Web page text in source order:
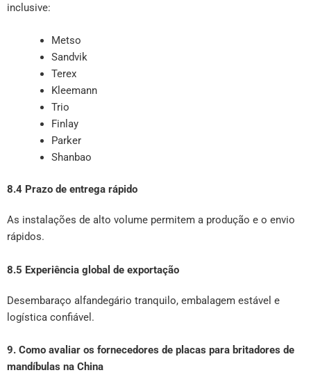
inclusive:
Metso
Sandvik
Terex
Kleemann
Trio
Finlay
Parker
Shanbao
8.4 Prazo de entrega rápido
As instalações de alto volume permitem a produção e o envio
rápidos.
8.5 Experiência global de exportação
Desembaraço alfandegário tranquilo, embalagem estável e
logística confiável.
9. Como avaliar os fornecedores de placas para britadores de
mandíbulas na China